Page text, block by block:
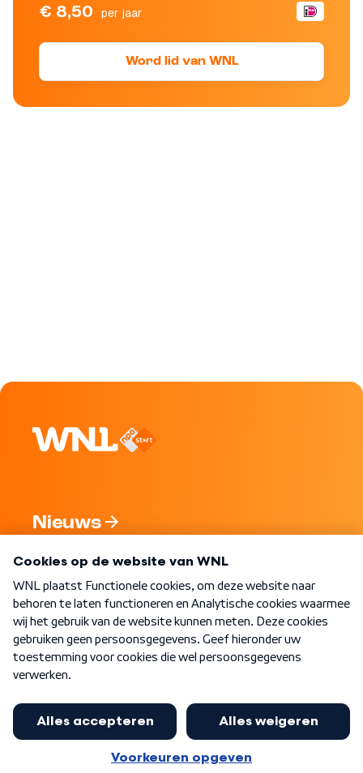
€ 8,50 per jaar
Word lid van WNL
Nieuws
Nieuwsbrief
Word Lid